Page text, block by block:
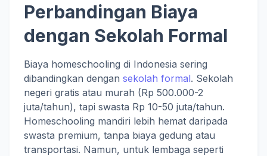
Perbandingan Biaya
dengan Sekolah Formal
Biaya homeschooling di Indonesia sering
dibandingkan dengan sekolah formal. Sekolah
negeri gratis atau murah (Rp 500.000-2
juta/tahun), tapi swasta Rp 10-50 juta/tahun.
Homeschooling mandiri lebih hemat daripada
swasta premium, tanpa biaya gedung atau
transportasi. Namun, untuk lembaga seperti